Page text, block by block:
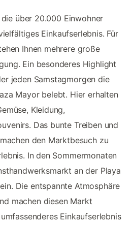
über 20.000 Einwohner
Einkaufserlebnis. Für
Ihnen mehrere große
Ein besonderes Highlight
jeden Samstagmorgen die
Mayor belebt. Hier erhalten
Kleidung,
Das bunte Treiben und
den Marktbesuch zu
In den Sommermonaten
an der Playa
Die entspannte Atmosphäre
machen diesen Markt
Einkaufserlebnis